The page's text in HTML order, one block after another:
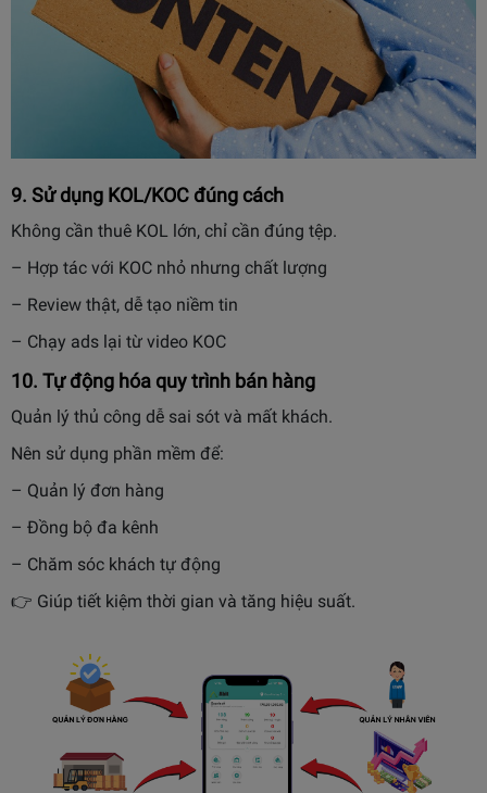
9. Sử dụng KOL/KOC đúng cách
Không cần thuê KOL lớn, chỉ cần đúng tệp.
– Hợp tác với KOC nhỏ nhưng chất lượng
– Review thật, dễ tạo niềm tin
– Chạy ads lại từ video KOC
10. Tự động hóa quy trình bán hàng
Quản lý thủ công dễ sai sót và mất khách.
Nên sử dụng phần mềm để:
– Quản lý đơn hàng
– Đồng bộ đa kênh
– Chăm sóc khách tự động
👉 Giúp tiết kiệm thời gian và tăng hiệu suất.